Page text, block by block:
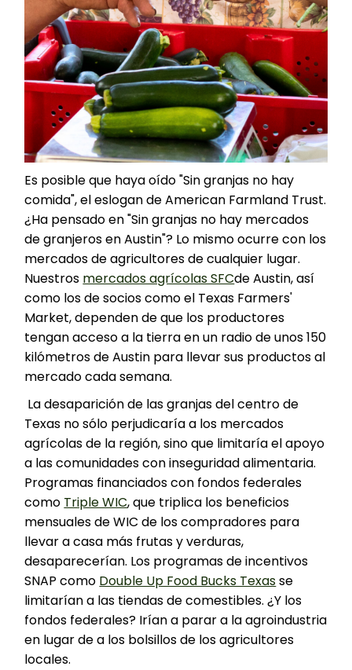
Es posible que haya oído "Sin granjas no hay
comida", el eslogan de American Farmland Trust.
¿Ha pensado en "Sin granjas no hay mercados
de granjeros en Austin"? Lo mismo ocurre con los
mercados de agricultores de cualquier lugar.
Nuestros mercados agrícolas SFCde Austin, así
como los de socios como el Texas Farmers'
Market, dependen de que los productores
tengan acceso a la tierra en un radio de unos 150
kilómetros de Austin para llevar sus productos al
mercado cada semana.
La desaparición de las granjas del centro de
Texas no sólo perjudicaría a los mercados
agrícolas de la región, sino que limitaría el apoyo
a las comunidades con inseguridad alimentaria.
Programas financiados con fondos federales
como Triple WIC, que triplica los beneficios
mensuales de WIC de los compradores para
llevar a casa más frutas y verduras,
desaparecerían. Los programas de incentivos
SNAP como Double Up Food Bucks Texasse
limitarían a las tiendas de comestibles. ¿Y los
fondos federales? Irían a parar a la agroindustria
en lugar de a los bolsillos de los agricultores
locales.